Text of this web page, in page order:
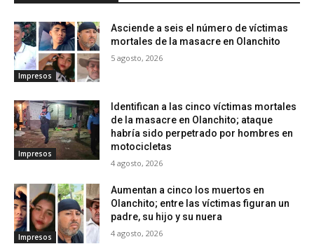
Impresos
Asciende a seis el número de víctimas
mortales de la masacre en Olanchito
5 agosto, 2026
Impresos
Identifican a las cinco víctimas mortales
de la masacre en Olanchito; ataque
habría sido perpetrado por hombres en
motocicletas
4 agosto, 2026
Impresos
Aumentan a cinco los muertos en
Olanchito; entre las víctimas figuran un
padre, su hijo y su nuera
4 agosto, 2026